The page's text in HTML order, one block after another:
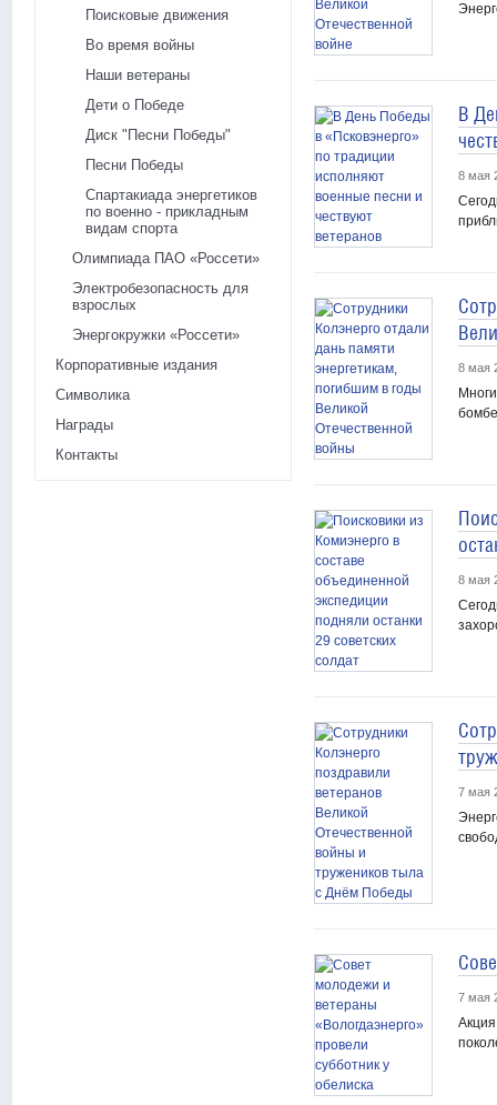
Поисковые движения
Во время войны
Наши ветераны
Дети о Победе
Диск "Песни Победы"
Песни Победы
Спартакиада энергетиков
по военно - прикладным
видам спорта
Олимпиада ПАО «Россети»
Электробезопасность для
взрослых
Энергокружки «Россети»
Корпоративные издания
Символика
Награды
Контакты
В
8 мая
8 мая
8 мая
7 мая
7 мая